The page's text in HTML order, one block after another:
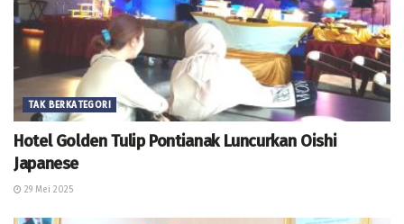
TAK BERKATEGORI
Hotel Golden Tulip Pontianak Luncurkan Oishi
Japanese
29 Mei 2025